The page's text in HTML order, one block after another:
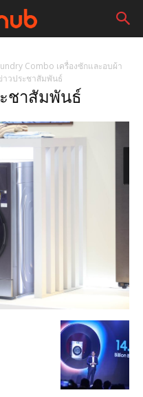
Combo เครื่องซักและอบผ้า
วประชาสัมพันธ์
ชาสัมพันธ์